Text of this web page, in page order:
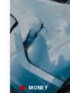
MONEY